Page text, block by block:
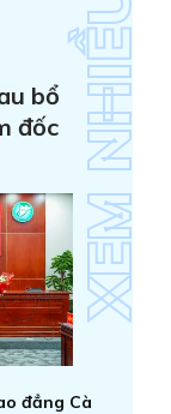
bổ
đốc
đẳng Cà